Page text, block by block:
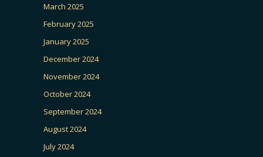
March 2025
February 2025
January 2025
December 2024
November 2024
October 2024
September 2024
August 2024
July 2024